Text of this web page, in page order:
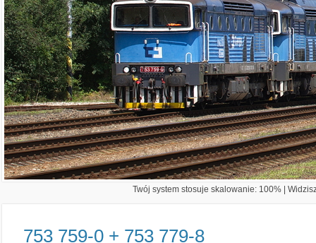
Twój system stosuje skalowanie: 100% |
753 759-0 + 753 779-8